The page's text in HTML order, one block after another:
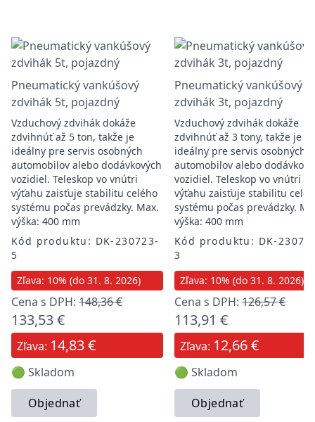
Pneumatický vankúšový
zdvihák 5t, pojazdný
Vzduchový zdvihák dokáže
zdvihnúť až 5 ton, takže je
ideálny pre servis osobných
automobilov alebo dodávkových
vozidiel. Teleskop vo vnútri
výťahu zaisťuje stabilitu celého
systému počas prevádzky. Max.
výška: 400 mm
Kód produktu: DK-230723-
5
Zľava: 10% (do 31. 8. 2026)
Cena s DPH: 148,36 €
133,53 €
Zľava: 14,83 €
🟢 Skladom
Objednať
Pneumatický vankúšový
zdvihák 3t, pojazdný
Vzduchový zdvihák dokáže
zdvihnúť až 3 tony, takže je
ideálny pre servis osobných
automobilov alebo
vozidiel. Teleskop vo vnútri
výťahu zaisťuje stabilitu
systému počas prevádzky.
výška: 400 mm
Kód produktu: DK-
3
Zľava: 10% (do 31. 8. 2026)
Cena s DPH: 126,57 €
113,91 €
Zľava: 12,66 €
🟢 Skladom
Objednať